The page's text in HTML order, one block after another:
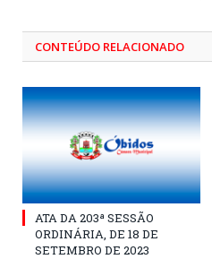
CONTEÚDO RELACIONADO
ATA DA 203ª SESSÃO
ORDINÁRIA, DE 18 DE
SETEMBRO DE 2023